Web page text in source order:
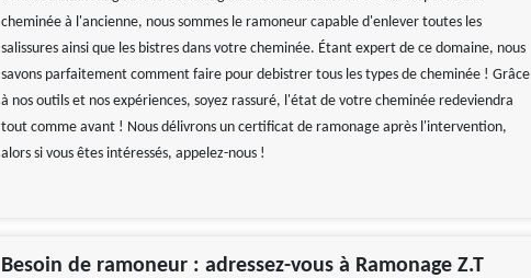
cheminée à l'ancienne, nous sommes le ramoneur capable d'enlever toutes les
salissures ainsi que les bistres dans votre cheminée. Étant expert de ce domaine, nous
savons parfaitement comment faire pour debistrer tous les types de cheminée ! Grâce
à nos outils et nos expériences, soyez rassuré, l'état de votre cheminée redeviendra
tout comme avant ! Nous délivrons un certificat de ramonage après l'intervention,
alors si vous êtes intéressés, appelez-nous !
Besoin de ramoneur : adressez-vous à Ramonage Z.T